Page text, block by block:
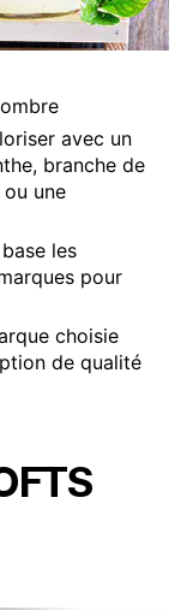
avec un
branche de
une
les
pour
choisie
de qualité